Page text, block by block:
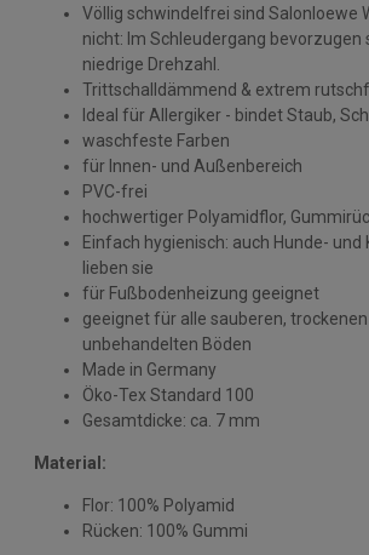
Völlig schwindelfrei sind Salonloewe
nicht: Im Schleudergang bevorzugen
niedrige Drehzahl.
Trittschalldämmend & extrem
Ideal für Allergiker - bindet Staub,
waschfeste Farben
für Innen- und Außenbereich
PVC-frei
hochwertiger Polyamidflor,
Einfach hygienisch: auch Hunde-
lieben sie
für Fußbodenheizung geeignet
geeignet für alle sauberen, trockenen
unbehandelten Böden
Made in Germany
Öko-Tex Standard 100
Gesamtdicke: ca. 7 mm
Material:
Flor: 100% Polyamid
Rücken: 100% Gummi